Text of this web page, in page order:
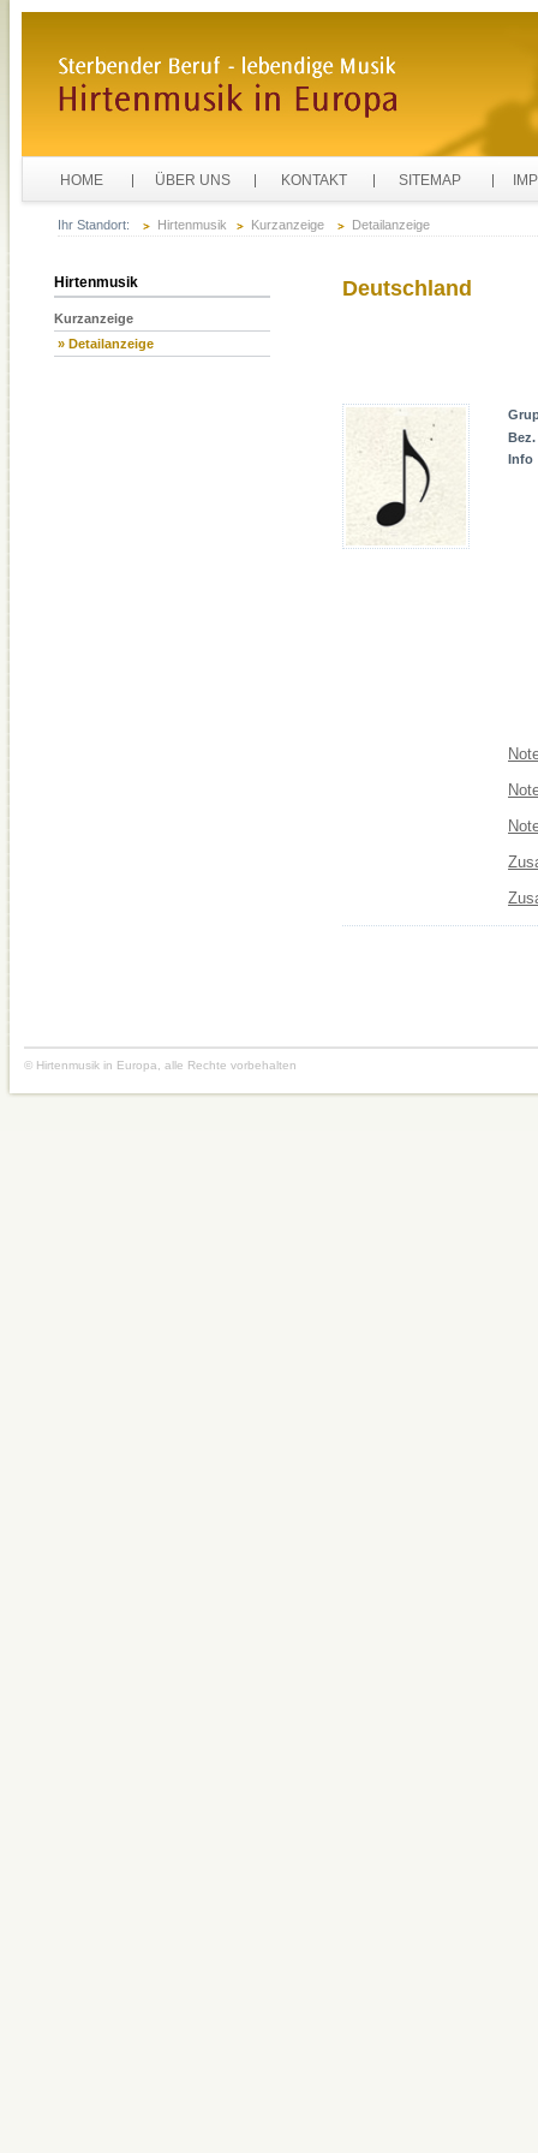
HOME ÜBER UNS KONTAKT SITEMAP
Ihr Standort: Hirtenmusik Kurzanzeige Detailanzeige
Hirtenmusik
Kurzanzeige
» Detailanzeige
Deutschland
Bez.
Info
© Hirtenmusik in Europa, alle Rechte vorbehalten